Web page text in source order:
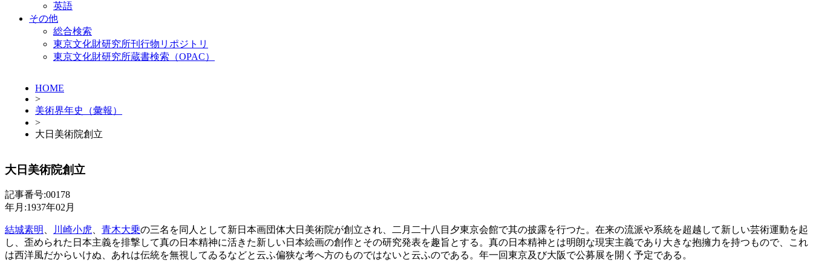
英語
その他
総合検索
東京文化財研究所刊行物リポジトリ
東京文化財研究所蔵書検索（OPAC）
HOME
>
美術界年史（彙報）
>
大日美術院創立
大日美術院創立
記事番号:00178
年月:1937年02月
結城素明 川崎小虎 青木大乗の三名を同人として新日本画団体大日美術院が創立され、二月二十八目夕東京会館で其の披露を行つた。在来の流派や系統を超越して新しい芸術運動を起
し、歪められた日本主義を排撃して真の日本精神に活きた新しい日本絵画の創作とその研究発表を趣旨とする。真の日本精神とは明朗な現実主義であり大きな抱擁力を持つもので、これ
は西洋風だからいけぬ、あれは伝統を無視してゐるなどと云ふ偏狭な考へ方のものではないと云ふのである。年一回東京及び大阪で公募展を開く予定である。